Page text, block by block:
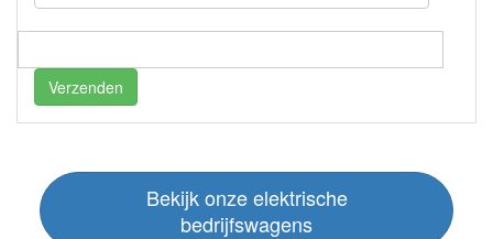
Verzenden
Bekijk onze elektrische
bedrijfswagens